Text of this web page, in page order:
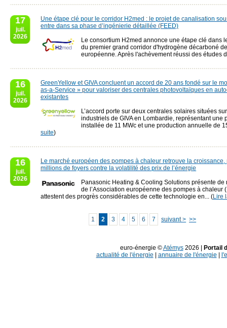
17
juil.
2026
Une étape clé pour le corridor H2med : le projet de canalisation
entre dans sa phase d’ingénierie détaillée (FEED)
Le consortium H2med annonce une étape clé dans
du premier grand corridor d'hydrogène décarboné
européenne. Après l'achèvement réussi des études
16
juil.
2026
GreenYellow et GIVA concluent un accord de 20 ans fondé sur le
as-a-Service » pour valoriser des centrales photovoltaïques en
existantes
L’accord porte sur deux centrales solaires situées
industriels de GIVA en Lombardie, représentant une
installée de 11 MWc et une production annuelle de
suite)
16
juil.
2026
Le marché européen des pompes à chaleur retrouve la
millions de foyers contre la volatilité des prix de l’énergie
Panasonic Heating & Cooling Solutions présente de
de l’Association européenne des pompes à chaleur
attestent des progrès considérables de cette technologie en... (Lire
1 2 3 4 5 6 7 suivant > >>
euro-énergie ©Atémys2026 |
Portail
actualité de l'énergie
annuaire de l'énergie